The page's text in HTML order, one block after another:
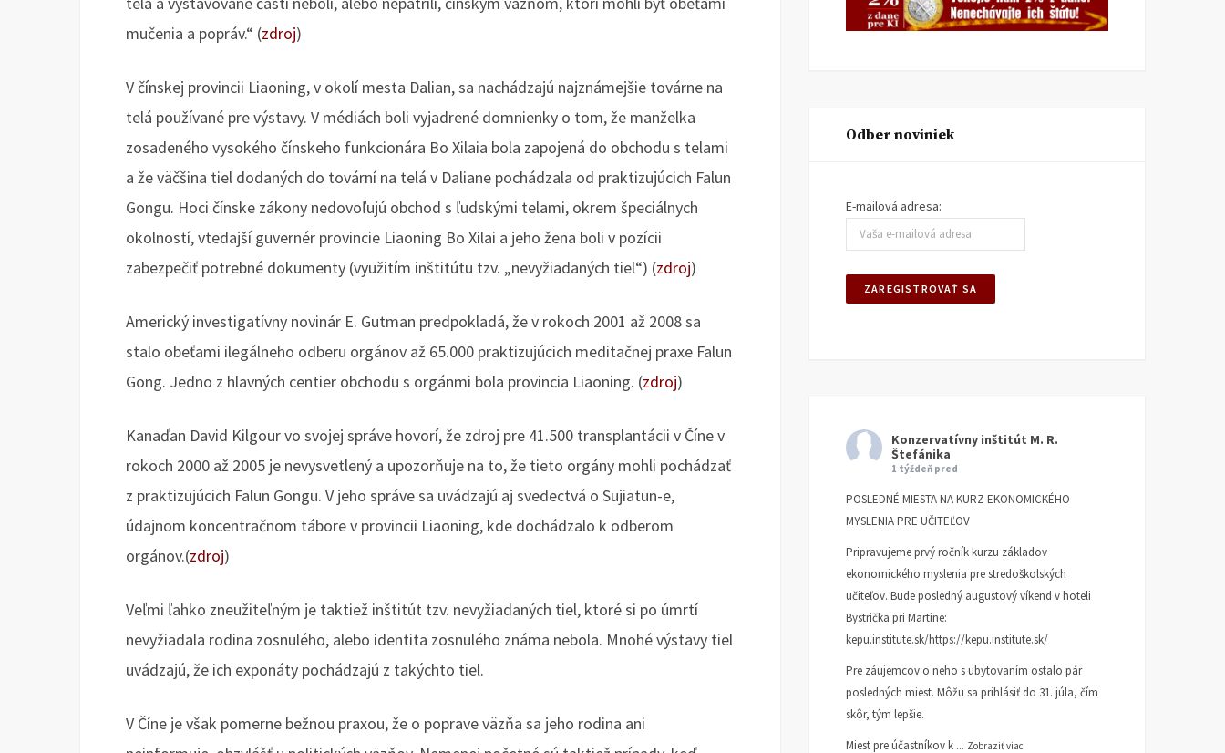
mučenia a popráv.“ (zdroj)
V čínskej provincii Liaoning, v okolí mesta Dalian, sa nachádzajú najznámejšie továrne na
telá používané pre výstavy. V médiách boli vyjadrené domnienky o tom, že manželka
zosadeného vysokého čínskeho funkcionára Bo Xilaia bola zapojená do obchodu s telami
a že väčšina tiel dodaných do tovární na telá v Daliane pochádzala od praktizujúcich Falun
Gongu. Hoci čínske zákony nedovoľujú obchod s ľudskými telami, okrem špeciálnych
okolností, vtedajší guvernér provincie Liaoning Bo Xilai a jeho žena boli v pozícii
zabezpečiť potrebné dokumenty (využitím inštitútu tzv. „nevyžiadaných tiel“) (zdroj)
Americký investigatívny novinár E. Gutman predpokladá, že v rokoch 2001 až 2008 sa
stalo obeťami ilegálneho odberu orgánov až 65.000 praktizujúcich meditačnej praxe Falun
Gong. Jedno z hlavných centier obchodu s orgánmi bola provincia Liaoning. (zdroj)
Kanaďan David Kilgour vo svojej správe hovorí, že zdroj pre 41.500 transplantácii v Číne v
rokoch 2000 až 2005 je nevysvetlený a upozorňuje na to, že tieto orgány mohli pochádzať
z praktizujúcich Falun Gongu. V jeho správe sa uvádzajú aj svedectvá o Sujiatun-e,
údajnom koncentračnom tábore v provincii Liaoning, kde dochádzalo k odberom
orgánov.(zdroj)
Veľmi ľahko zneužiteľným je taktiež inštitút tzv. nevyžiadaných tiel, ktoré si po úmrtí
nevyžiadala rodina zosnulého, alebo identita zosnulého známa nebola. Mnohé výstavy tiel
uvádzajú, že ich exponáty pochádzajú z takýchto tiel.
V Číne je však pomerne bežnou praxou, že o poprave väzňa sa jeho rodina ani
Odber noviniek
E-mailová adresa:
Konzervatívny inštitút M. R.
Štefánika
1 týždeň pred
POSLEDNÉ MIESTA NA KURZ EKONOMICKÉHO
MYSLENIA PRE UČITEĽOV
Pripravujeme prvý ročník kurzu základov
ekonomického myslenia pre stredoškolských
učiteľov. Bude posledný augustový víkend v hoteli
Bystrička pri Martine:
kepu.institute.sk/https://kepu.institute.sk/
Pre záujemcov o neho s ubytovaním ostalo pár
posledných miest. Môžu sa prihlásiť do 31. júla, čím
skôr, tým lepšie.
Miest pre účastníkov k ... Zobraziť viac